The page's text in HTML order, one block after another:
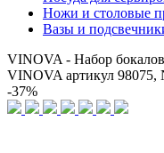
Ножи и столовые
Вазы и
VINOVA - Набор
VINOVA артикул
-37%